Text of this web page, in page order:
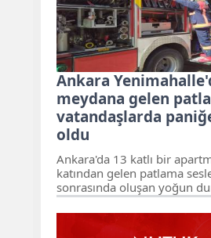
Ankara
meydana gelen
vatandaşlarda
oldu
Ankara'da 13 katlı bir
katından gelen patlama
sonrasında oluşan yoğun
vatandaşları korkuttu.